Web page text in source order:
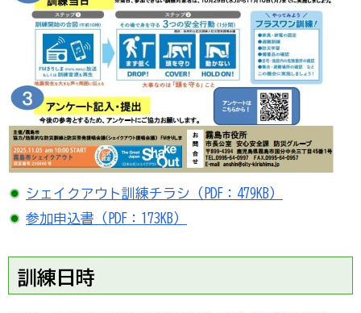
シェイクアウト訓練チラシ（PDF：479KB）
参加申込書（PDF：173KB）
訓練日時